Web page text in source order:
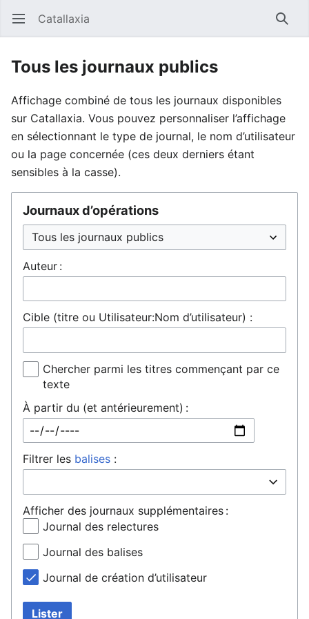
Ouvrir le menu principal Catallaxia
Tous les journaux publics
Affichage combiné de tous les journaux disponibles
sur Catallaxia. Vous pouvez personnaliser l’affichage
en sélectionnant le type de journal, le nom d’utilisateur
ou la page concernée (ces deux derniers étant
sensibles à la casse).
Journaux d’opérations
Auteur :
Cible (titre ou Utilisateur:Nom d’utilisateur) :
Chercher parmi les titres commençant par ce
texte
À partir du (et antérieurement) :
Filtrer les balises :
Afficher des journaux supplémentaires :
Journal des relectures
Journal des balises
Journal de création d’utilisateur
Lister